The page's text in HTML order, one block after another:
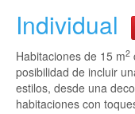
Individual
Habitaciones de 15 m2
posibilidad de incluir
estilos, desde una
habitaciones con